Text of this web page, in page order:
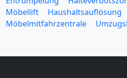
Möbellift
Haushaltsauflösung
Möbelmitfahrzentrale